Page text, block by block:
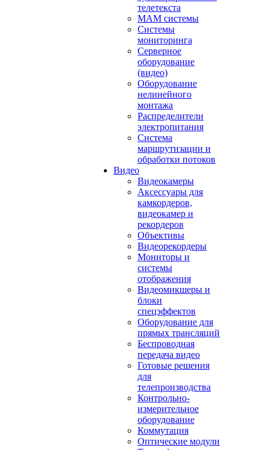
телетекста
MAM системы
Системы
мониторинга
Серверное
оборудование
(видео)
Оборудование
нелинейного
монтажа
Распределители
электропитания
Система
маршрутизации и
обработки потоков
Видео
Видеокамеры
Аксессуары для
камкордеров,
видеокамер и
рекордеров
Объективы
Видеорекордеры
Мониторы и
системы
отображения
Видеомикшеры и
блоки
спецэффектов
Оборудование для
прямых трансляций
Беспроводная
передача видео
Готовые решения
для
телепроизводства
Контрольно-
измерительное
оборудование
Коммутация
Оптические модули